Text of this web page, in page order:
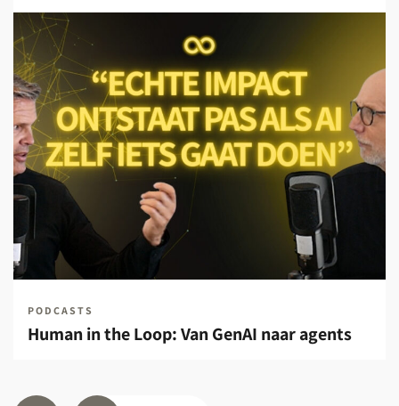
PODCASTS
Human in the Loop: Van GenAI naar agents